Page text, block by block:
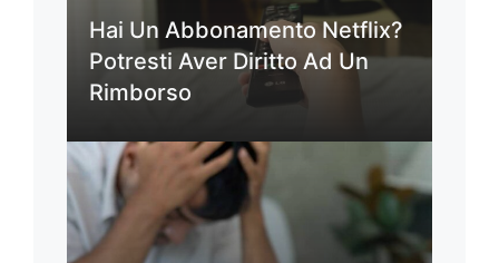
Hai Un Abbonamento Netflix?
Potresti Aver Diritto Ad Un
Rimborso